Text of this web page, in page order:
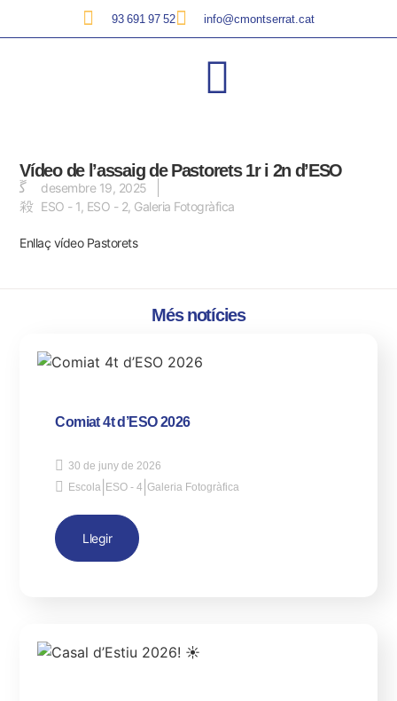
93 691 97 52 info@cmontserrat.cat
Vídeo de l’assaig de Pastorets 1r i 2n d’ESO
desembre 19, 2025
ESO - 1 ESO - 2 Galeria Fotogràfica
Enllaç vídeo Pastorets
Més notícies
Comiat 4t d’ESO 2026
30 de juny de 2026
Escola ESO - 4 |Galeria Fotogràfica
Llegir